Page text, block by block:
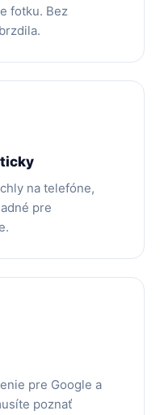
fotku. Bez
na telefóne,
pre
pre Google a
poznať